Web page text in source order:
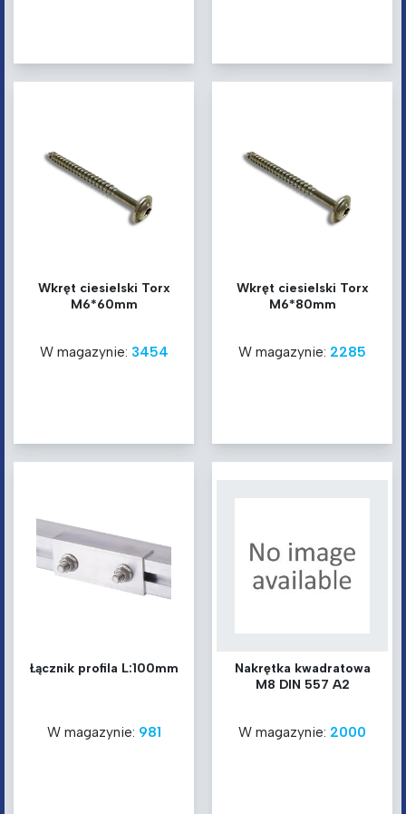
Wkręt ciesielski Torx
M6*60mm
W magazynie: 3454
Wkręt ciesielski Torx
M6*80mm
W magazynie: 2285
Łącznik profila L:100mm
W magazynie: 981
Nakrętka kwadratowa
M8 DIN 557 A2
W magazynie: 2000